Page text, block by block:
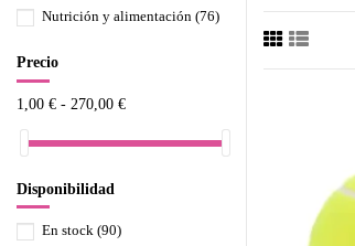
Nutrición y alimentación (76)
Precio
1,00 € - 270,00 €
Disponibilidad
En stock (90)